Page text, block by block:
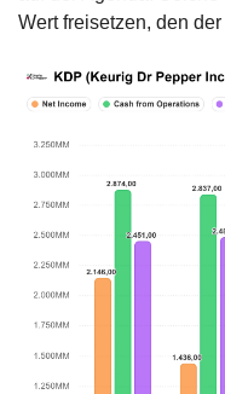
Wert freisetzen, den